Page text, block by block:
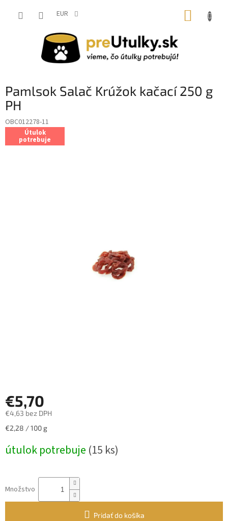
EUR
Pamlsok Salač Krúžok kačací 250 g
PH
OBC012278-11
Útulok
potrebuje
€5,70
€4,63 bez DPH
Jednotková
€2,28 / 100 g
útulok potrebuje (15 ks)
Množstvo
Pridať do košíka